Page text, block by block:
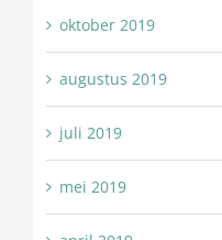
oktober 2019
augustus 2019
juli 2019
mei 2019